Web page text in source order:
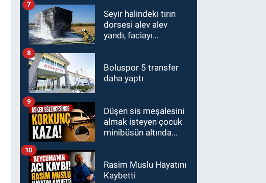
verildi
Seyir halindeki tırın
dorsesi alev alev
yandı, faciayı
7
Boluspor 5 transfer
daha yaptı
8
Düşen sis meşalesini
almak isteyen çocuk
minibüsün altında
9
Rasim Muslu Hayatını
Kaybetti
10